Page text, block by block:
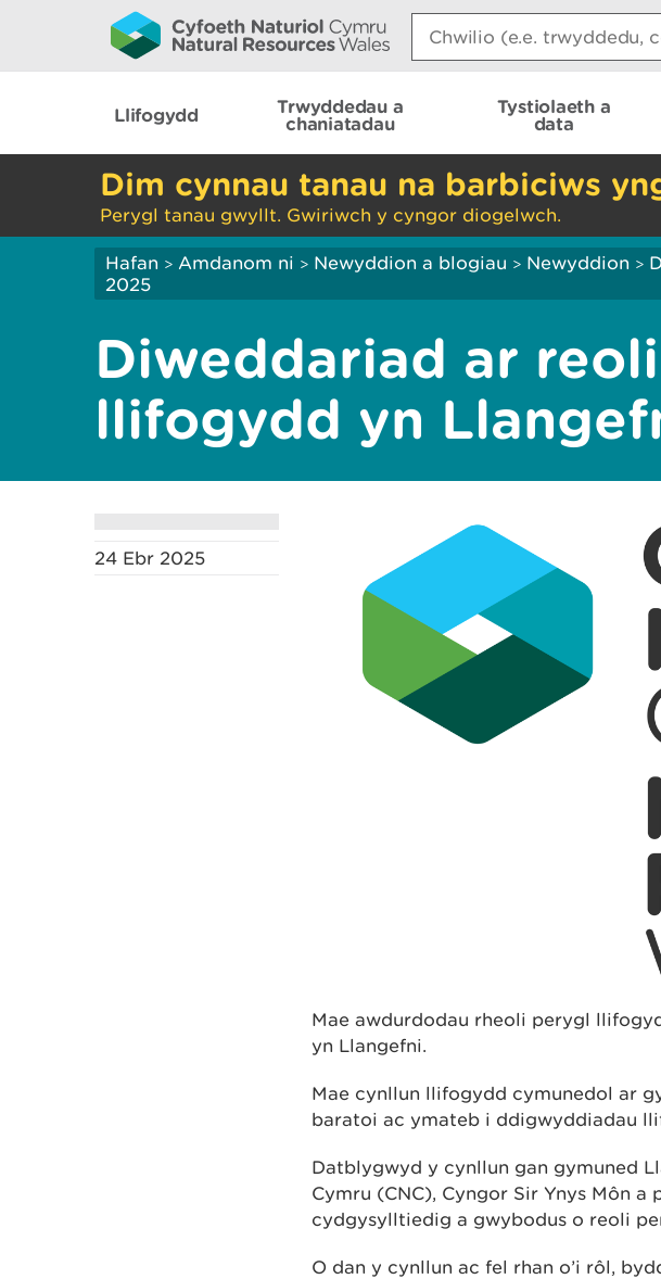
Search:
Llifogydd
Trwyddedau a
chaniatadau
Tystiolaeth a
data
Dim cynnau tanau na barbiciws
Perygl tanau gwyllt. Gwiriwch y cyngor diogelwch.
Hafan > Amdanom ni > Newyddion a blogiau > Newyddion >
2025
Diweddariad ar
llifogydd yn
24 Ebr 2025
Mae awdurdodau rheoli perygl
yn Llangefni.
Mae cynllun llifogydd cymunedol ar
baratoi ac ymateb i ddigwyddiadau
Datblygwyd y cynllun gan gymuned
Cymru (CNC), Cyngor Sir Ynys Môn
cydgysylltiedig a gwybodus o reoli
O dan y cynllun ac fel rhan o’i rôl,